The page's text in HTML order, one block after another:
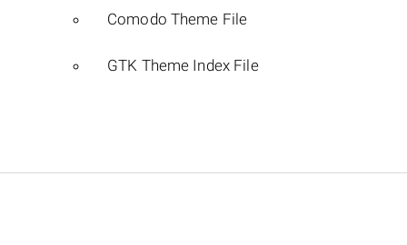
Comodo Theme File
GTK Theme Index File